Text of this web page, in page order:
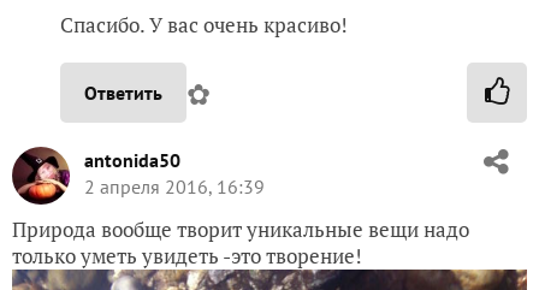
Спасибо. У вас очень красиво!
Ответить ✿
antonida50
2 апреля 2016, 16:39
Природа вообще творит уникальные вещи надо
только уметь увидеть -это творение!